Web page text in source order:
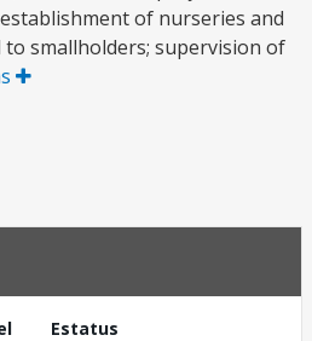
of nurseries and
smallholders; supervision of
Estatus